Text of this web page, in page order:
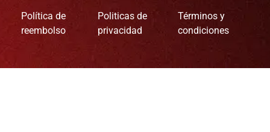
Política de
reembolso
Politicas de
privacidad
Términos y
condiciones